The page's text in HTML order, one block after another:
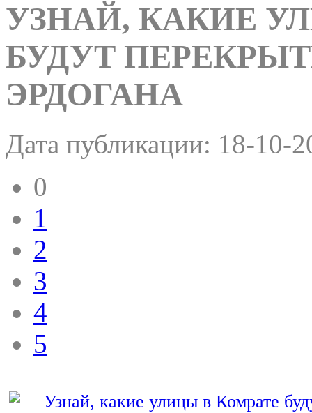
УЗНАЙ, КАКИЕ
БУДУТ
ЭРДОГАНА
Дата публикации: 18-10-
0
1
2
3
4
5